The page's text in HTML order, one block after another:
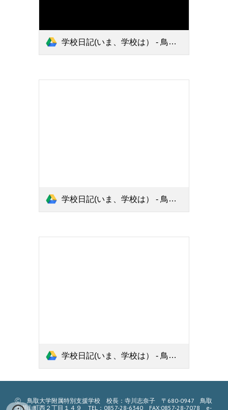
学校日記(いま、学校は） - 鳥取大学附属特別支援学校(2).pdf
学校日記(いま、学校は） - 鳥取大学附属特別支援学校(3).pdf
学校日記(いま、学校は） - 鳥取大学附属特別支援学校(4).pdf
Ⓒ鳥取大学附属特別支援学校 校長：寺川志奈子〒680-0947
鳥取
市湖山町西２丁目１４９
TEL：0857-28-6340 FAX:0857-28-7078 e-